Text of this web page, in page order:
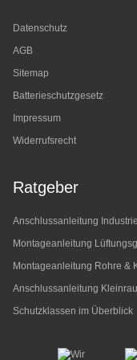
Datenschutz
AGB
Sitemap
Batterieschutzgesetz
Impressum
Widerrufsrecht
Ratgeber
Anschlussanleitung
Montageanleitung
Montageanleitung Rohre &
Anschlussanleitung
Schutzklassen im Überblick